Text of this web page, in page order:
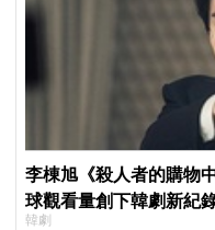
李棟旭《殺人者的購物
球觀看量創下韓劇新紀
韓劇